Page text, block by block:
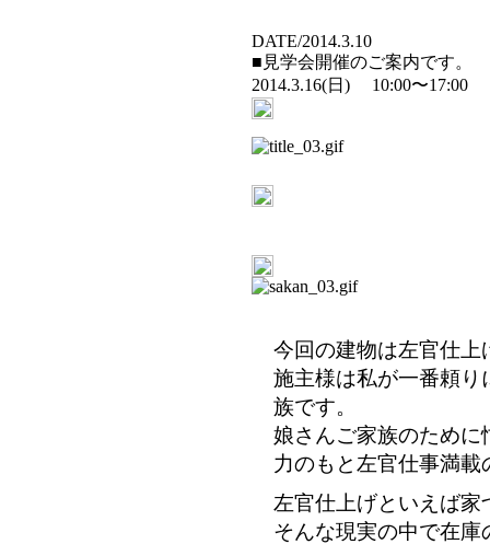
DATE/2014.3.10
■見学会開催のご案内です。
2014.3.16(日) 10:00〜17:00
今回の建物は左官仕上
施主様は私が一番頼り
族です。
娘さんご家族のために
力のもと左官仕事満
左官仕上げといえば
そんな現実の中で在